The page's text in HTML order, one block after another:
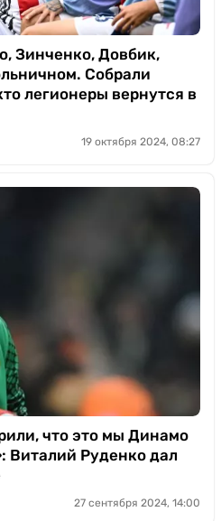
Зинченко, Довбик,
Собрали
легионеры вернутся в
19 октября 2024, 08:27
что это мы Динамо
Виталий Руденко дал
27 сентября 2024, 14:00